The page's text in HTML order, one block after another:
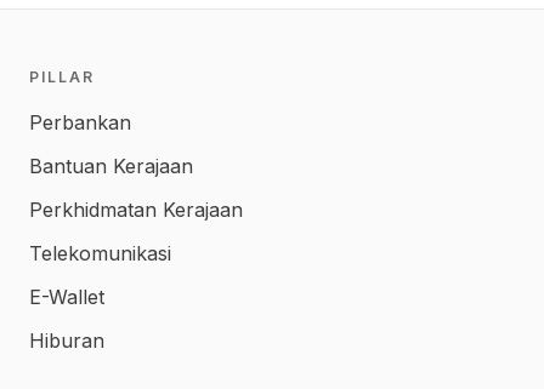
PILLAR
Perbankan
Bantuan Kerajaan
Perkhidmatan Kerajaan
Telekomunikasi
E-Wallet
Hiburan